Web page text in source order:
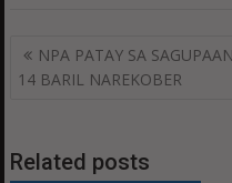
Post
navigation
NPA PATAY SA
14 BARIL NAREKOBER
Related posts